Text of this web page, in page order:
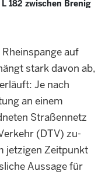
182 zwischen Brenig
auf
stark davon ab,
Je nach
an einem
Straßennetz
(DTV) zu-
jetzigen Zeitpunkt
Aussage für